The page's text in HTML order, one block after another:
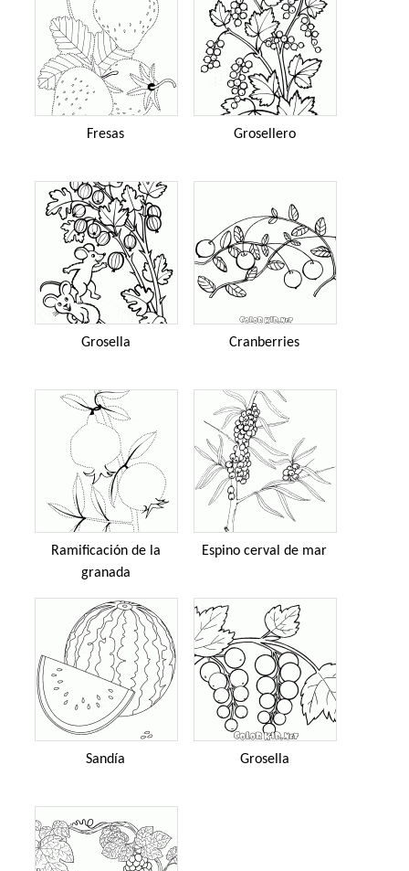
Fresas Grosellero
Grosella Cranberries
Ramificación de la
granada
Espino cerval de mar
Sandía Grosella